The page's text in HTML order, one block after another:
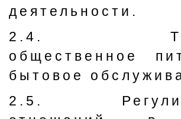
деятельности.
2.4.
общественное
бытовое
2.5.